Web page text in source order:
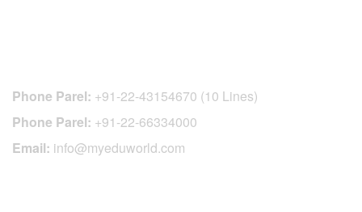
Phone Parel: +91-22-43154670 (10 Lines)
Phone Parel: +91-22-66334000
Email: info@myeduworld.com